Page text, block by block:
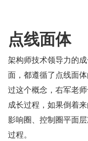
点线面体
架构师技术领导力的
面，都遵循了点线面
过这个概念，右军老
成长过程，如果倒着
影响圈、控制圈平面
过程。